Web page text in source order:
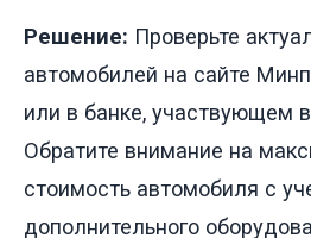
Решение: Проверьте
автомобилей на сайте
или в банке, участвующем
Обратите внимание на
стоимость автомобиля с
дополнительного